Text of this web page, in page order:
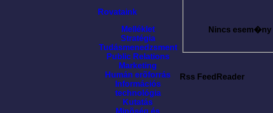
Rovataink
Melléklet
Stratégia
Tudásmenedzsment
Public Relations
Marketing
Humán erõforrás
Információs
technológia
Kutatás
Minõség és
Nincs esem�ny
Rss FeedReader